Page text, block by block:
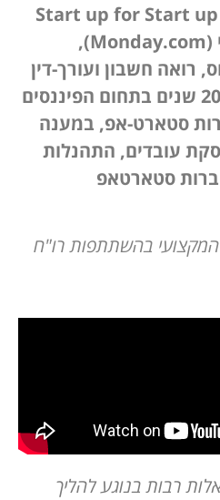
מקצועי שארגנו Start up for Start up
(
Monday.com
),
רואה חשבון ועורך-דין
מוסמך בעל ניסיון של 20 שנים בתחום הפיננסים
סטארט-אפ, במענה
עובדים, התהנלות
סטארטאפ
בהשתתפות רו"ח
רבות בנוגע להליך